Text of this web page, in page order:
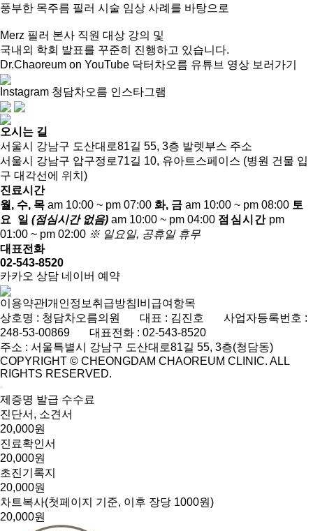
풍부한 목주름 필러 시술 임상 사례를 바탕으로
Merz 필러 본사 직원 대상 강의 및
국내외 학회 발표를 꾸준히 진행하고 있습니다.
Dr.Chaoreum on YouTube 닥터차오름 유튜브 영상 보러가기
Instagram 청담차오름 인스타그램
오시는 길
서울시 강남구 도산대로81길 55, 3층 발렛부스 주소
서울시 강남구 압구정로71길 10, 유아트스페이스 (병원 건물 입
구 대각선에 위치)
진료시간
월, 수, 목 am 10:00 ~ pm 07:00 화, 금 am 10:00 ~ pm 08:00 토
요 일(점심시간 없음) am 10:00 ~ pm 04:00 점심시간 pm
01:00 ~ pm 02:00 ※ 일요일, 공휴일 휴무
대표전화
02-543-8520
카카오 상담 네이버 예약
이용약관 개인정보취급방침 비급여항목
상호명 : 청담차오름의원 대표 : 김진호 사업자등록번호 :
248-53-00869 대표전화 : 02-543-8520
주소 : 서울특별시 강남구 도산대로81길 55, 3층(청담동)
COPYRIGHT © CHEONGDAM CHAOREUM CLINIC. ALL
RIGHTS RESERVED.
제증명 발급 수수료
진단서, 소견서
20,000원
진료확인서
20,000원
초진기록지
20,000원
차트복사(첫페이지 기준, 이후 장당 1000원)
20,000원